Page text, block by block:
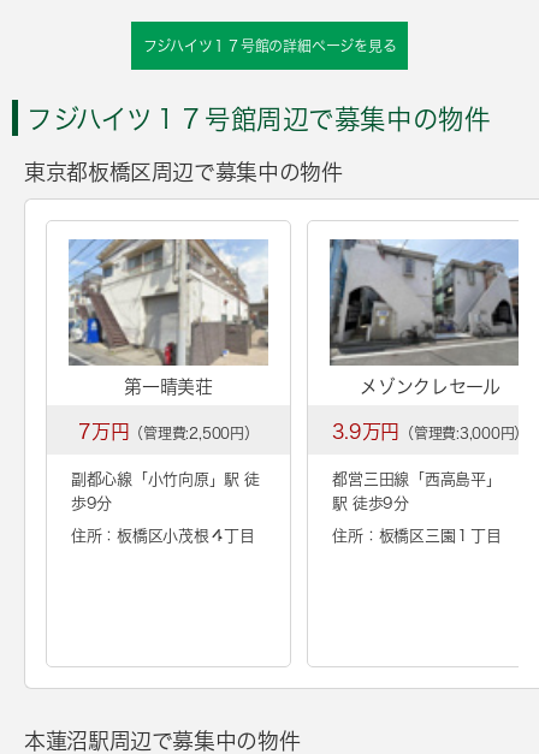
フジハイツ１７号館の詳細ページを見る
フジハイツ１７号館周辺で募集中の物件
東京都板橋区周辺で募集中の物件
第一晴美荘
7万円 （管理費:2,500円）
副都心線「 小竹向原 」駅 徒
歩9分
住所：板橋区小茂根４丁目
メゾンクレセール
3.9万円 （管理費:3,000円）
都営三田線「 西高島平」
駅 徒歩9分
住所：板橋区三園１丁目
本蓮沼駅周辺で募集中の物件